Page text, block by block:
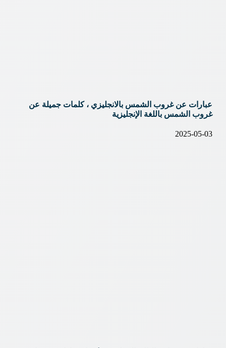
عبارات عن غروب الشمس بالانجليزي ، كلمات جميلة عن
غروب الشمس باللغة الإنجليزية
2025-05-03